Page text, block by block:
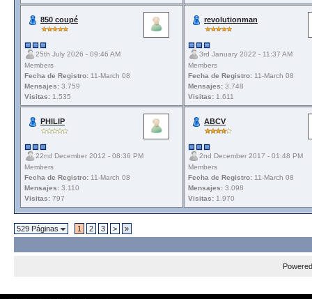
850 coupé
25th July 2026 - 09:46 AM
Members
Fecha de Registro: 11-March 08
Mensajes: 3.759
Visitas: 1.535
revolutionman
3rd January 2022 - 11:37 AM
Members
Fecha de Registro: 11-March 08
Mensajes: 3.748
Visitas: 1.611
PHILIP
22nd December 2012 - 08:36 PM
Members
Fecha de Registro: 11-March 08
Mensajes: 3.110
Visitas: 797
ABCV
2nd December 2017 - 01:48 PM
Members
Fecha de Registro: 11-March 08
Mensajes: 3.098
Visitas: 1.970
529 Páginas 1 2 3 > »